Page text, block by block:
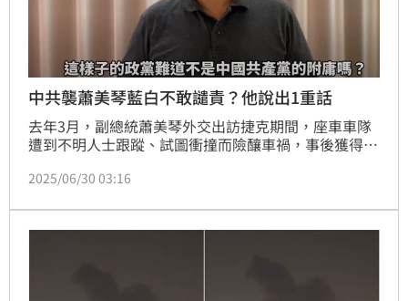
中共襲蕭美琴藍白不敢譴責？他說出1重話
去年3月，副總統蕭美琴外交出訪捷克期間，座車車隊
遭到不明人士跟蹤、試圖衝撞而險釀車禍，事後獲得捷
事件，藍白不僅為表達譴責，國民黨立委廖先翔更揶揄
定宇今（30）日就說出重話，認為立法委員是人民一票
一票選出來的，怎麼會膝蓋這麼軟？更質疑這樣的立場
2025/06/30 03:16